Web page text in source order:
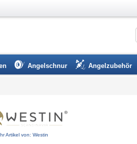
Angelschnur Angelzubehör
Artikel von: Westin